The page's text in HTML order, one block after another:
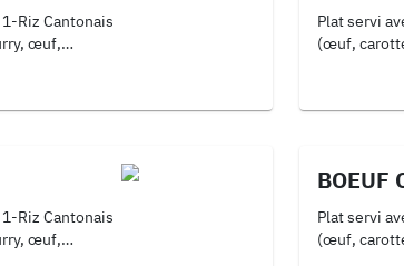
Plat servi avec
(œuf, carottes,
BOEUF
Plat servi avec
(œuf, carottes,